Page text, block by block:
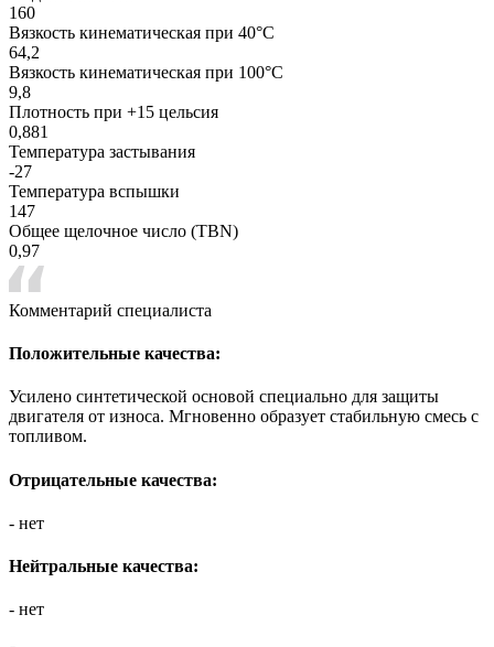
160
Вязкость кинематическая при 40°С
64,2
Вязкость кинематическая при 100°С
9,8
Плотность при +15 цельсия
0,881
Температура застывания
-27
Температура вспышки
147
Общее щелочное число (TBN)
0,97
Комментарий специалиста
Положительные качества:
Усилено синтетической основой специально для защиты
двигателя от износа. Мгновенно образует стабильную смесь с
топливом.
Отрицательные качества:
- нет
Нейтральные качества:
- нет